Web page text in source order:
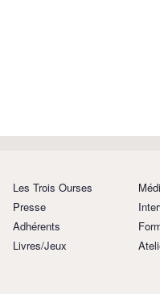
Les Trois Ourses
Presse
Adhérents
Livres/Jeux